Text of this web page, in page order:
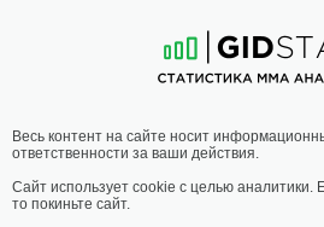
Весь контент на сайте носит
ответственности за ваши действия.
Сайт использует cookie с целью аналитики.
то покиньте сайт.